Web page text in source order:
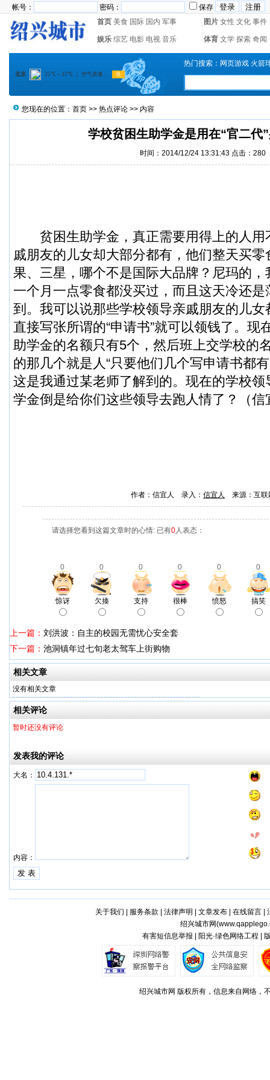
帐号： 密码：
保存
首页 美食 国际 国内 军事 图片 女性 文化 事件
娱乐 综艺 电影 电视 音乐 体育 文学 探索 奇闻
热门搜索： 网页游戏 火箭
您现在的位置： 首页 >> 热点评论 >> 内容
学校贫困生助学金是用在“官二代
时间：2014/12/24 13:31:43 点击： 280
贫困生助学金，真正需要用得上的人用
戚朋友的儿女却大部分都有，他们整天买
果、三星，哪个不是国际大品牌？尼玛的
一个月一点零食都没买过，而且这天冷还
到。我可以说那些学校领导亲戚朋友的儿
直接写张所谓的“申请书”就可以领钱了。现
助学金的名额只有5个，然后班上交学校的
的那几个就是人“只要他们几个写申请书都
这是我通过某老师了解到的。现在的学校
学金倒是给你们这些领导去跑人情了？（信
作者：信宜人 录入： 信宜人 来源：互
请选择您看到这篇文章时的心情: 已有0人表态：
0 0 0 0 0 0
惊讶 欠揍 支持 很棒 愤怒 搞笑
上一篇： 刘洪波：自主的校园无需忧心安全套
下一篇： 池洞镇年过七旬老太驾车上街购物
相关文章
没有相关文章
相关评论
暂时还没有评论
发表我的评论
大名：
内容：
关于我们 服务条款 法律声明 文章发布| 在线留言|
绍兴城市网(
有害短信息举报 | 阳光·绿色网络工程 |
绍兴城市网 版权所有，信息来自网络，